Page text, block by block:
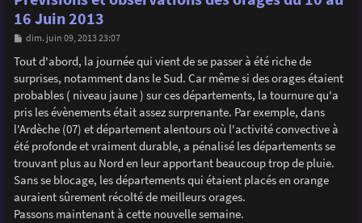
16 Juin 2013
M
s
s
a
e
dim. juin 09, 2013 23:07
Tout d'abord, la journée qui vient de se passer à été riche de
surprises, notamment dans le Sud. Car même si des orages étaient
probables ( niveau jaune ) sur ces départements, la tournure qu'a
pris les évènements était assez surprenante. Par exemple, dans
l'Ardèche (07) et département alentours où l'activité convective à
été profonde et vraiment durable, a pénalisé les départements se
trouvant plus au Nord en leur apportant beaucoup trop de pluie.
Sans se blocage, les départements qui étaient placés en orange
auraient sûrement récolté de meilleurs orages.
Passons maintenant à cette nouvelle semaine.